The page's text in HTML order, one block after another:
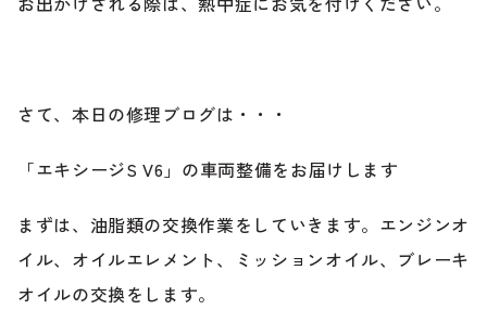
中古車探しのご依頼・レンタカーのご相談
電話・メールなどのご連絡方法意外にも、オンラインで
のご相談も可能です。
お問い合わせフォームにて、オンラインでのご連絡をご
さて、本日の修理ブログは・・・
「エキシージS V6」の車両整備をお届けします
まずは、油脂類の交換作業をしていきます。エンジンオ
イル、オイルエレメント、ミッションオイル、ブレーキ
オイルの交換をします。